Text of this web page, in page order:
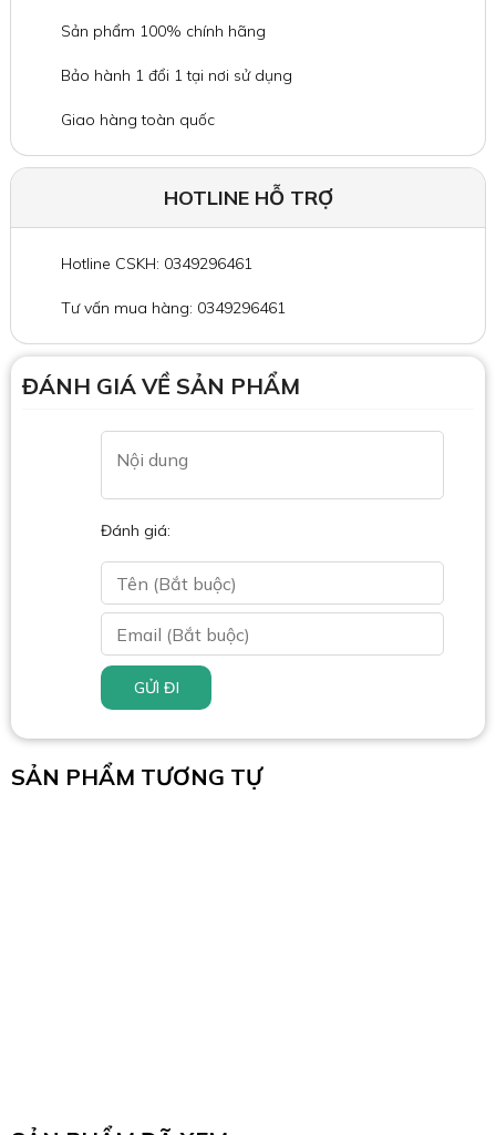
Sản phẩm 100% chính hãng
Bảo hành 1 đổi 1 tại nơi sử dụng
Giao hàng toàn quốc
HOTLINE HỖ TRỢ
Hotline CSKH: 0349296461
Tư vấn mua hàng: 0349296461
ĐÁNH GIÁ VỀ SẢN PHẨM
Đánh giá:
GỬI ĐI
SẢN PHẨM TƯƠNG TỰ